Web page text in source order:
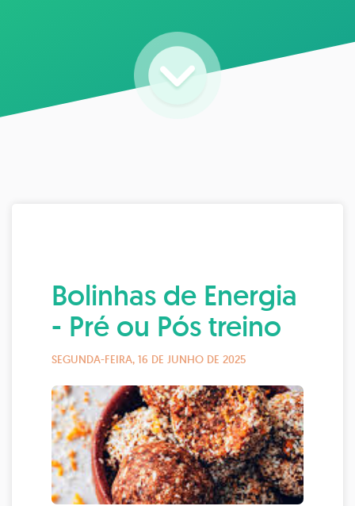
Bolinhas de Energia
- Pré ou Pós treino
SEGUNDA-FEIRA, 16 DE JUNHO DE 2025